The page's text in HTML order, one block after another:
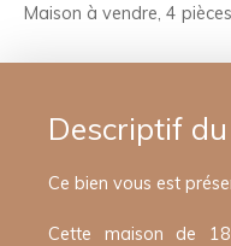
Maison à vendre, 4
Descriptif
Ce bien vous est
Cette maison de